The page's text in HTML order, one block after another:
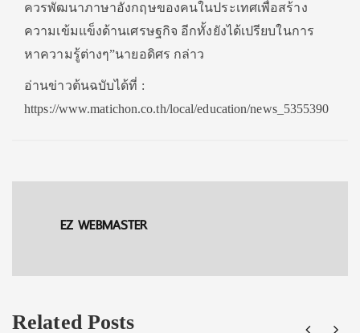
ควรพัฒนาภาษาอังกฤษของคนในประเทศเพื่อสร้าง
ความเข้มแข็งด้านเศรษฐกิจ อีกทั้งยังได้เปรียบในการ
หาความรู้ต่างๆ”นายอดิศร กล่าว
อ่านข่าวต้นฉบับได้ที่ :
https://www.matichon.co.th/local/education/news_5355390
EZ WEBMASTER
Related Posts